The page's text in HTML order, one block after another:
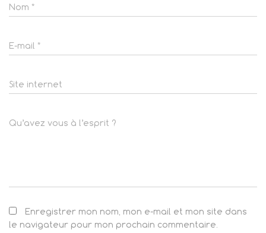
Nom *
E-mail *
Site internet
Qu’avez vous à l’esprit ?
Enregistrer mon nom, mon e-mail et mon site dans
le navigateur pour mon prochain commentaire.